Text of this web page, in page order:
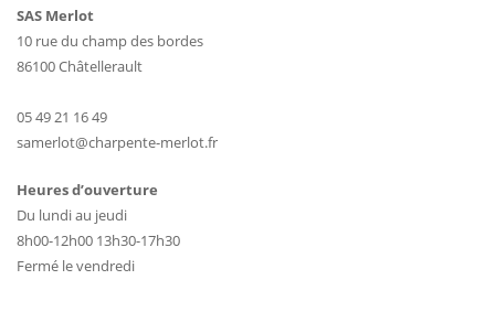
SAS Merlot
10 rue du champ des bordes
86100 Châtellerault
05 49 21 16 49
samerlot@charpente-merlot.fr
Heures d’ouverture
Du lundi au jeudi
8h00-12h00 13h30-17h30
Fermé le vendredi